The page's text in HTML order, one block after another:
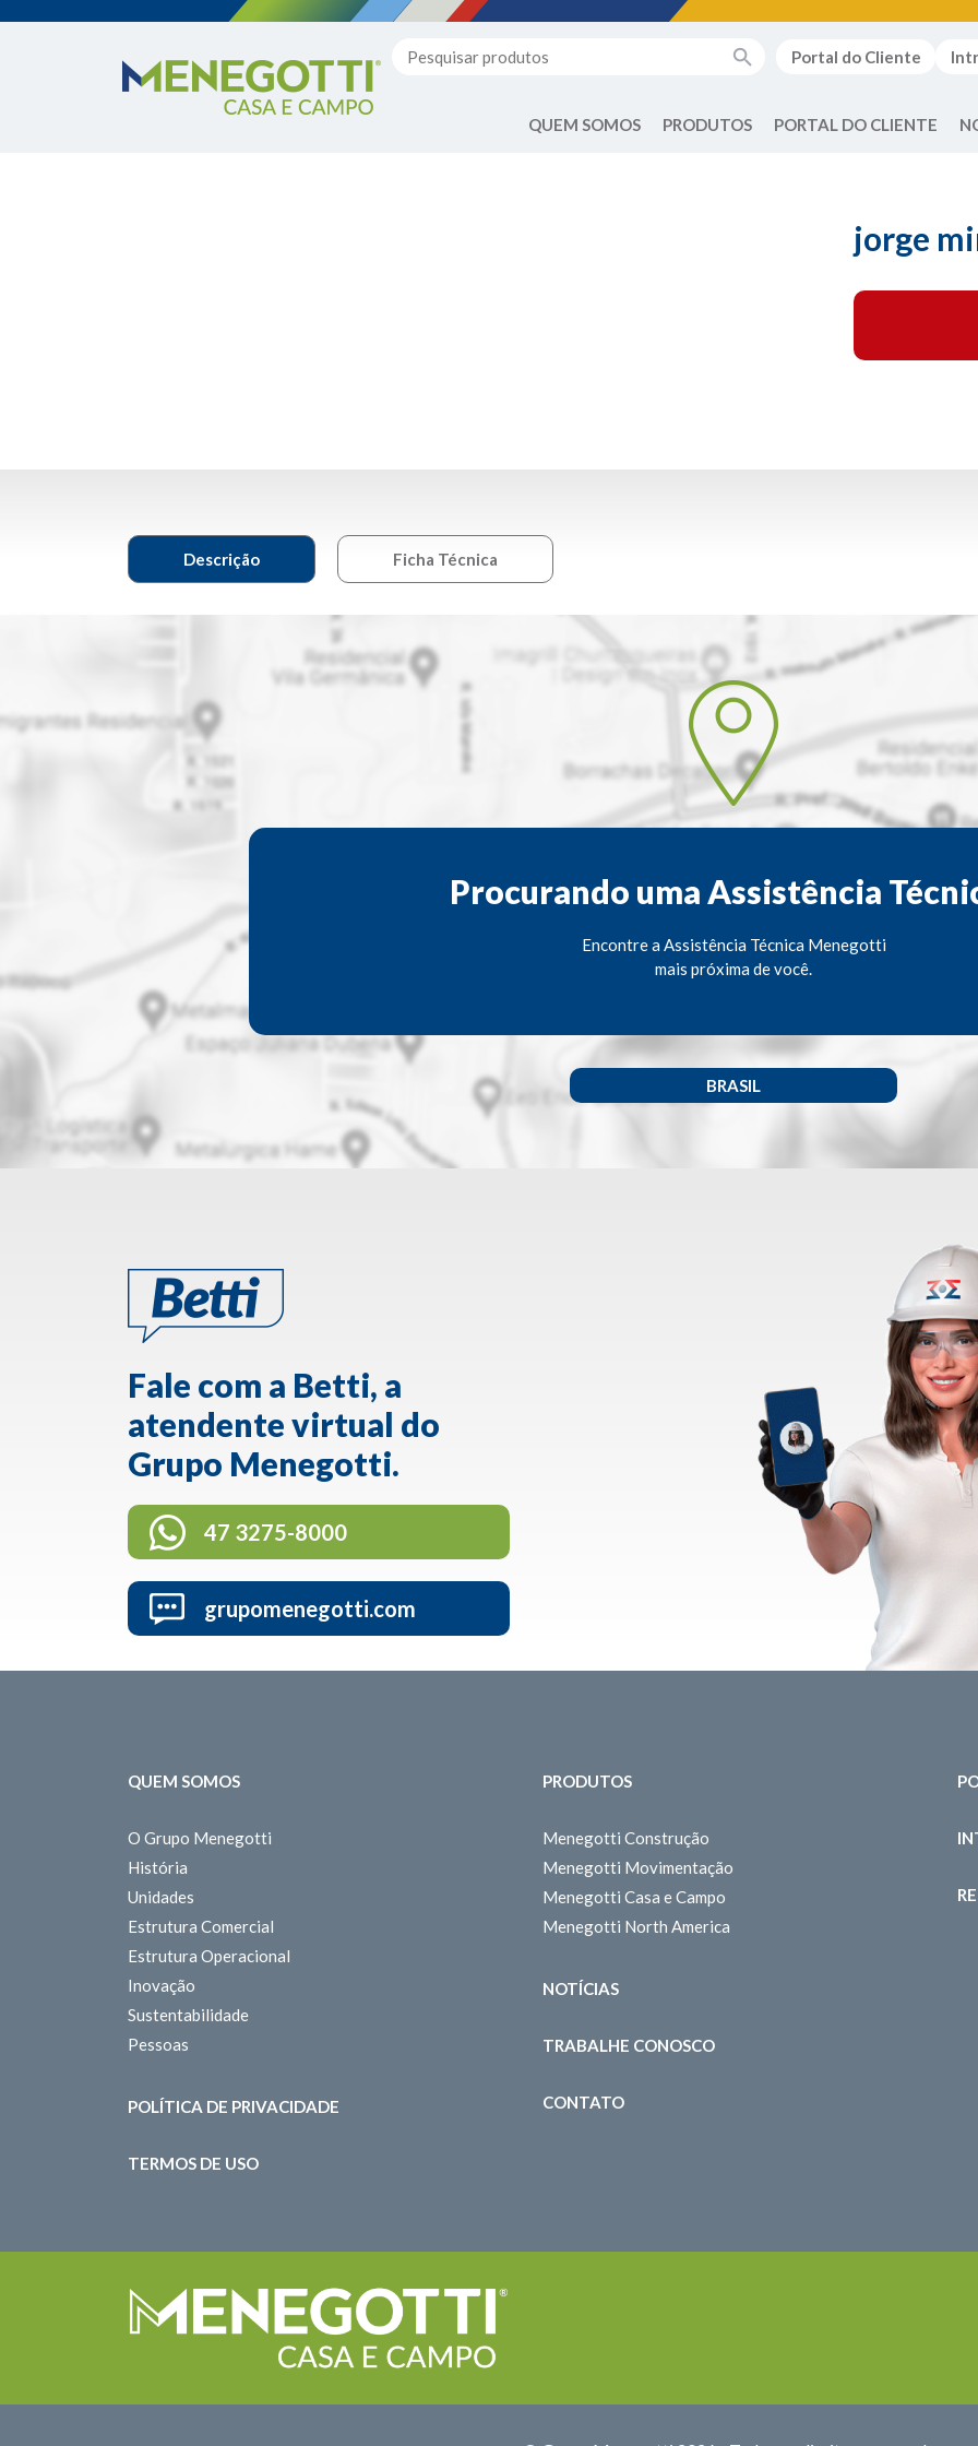
Portal do Cliente
QUEM SOMOS PRODUTOS PORTAL DO CLIENTE
jorge
Descrição Ficha Técnica
Procurando uma Assistência
Encontre a Assistência Técnica Menegotti
mais próxima de você.
BRASIL
Fale com a Betti, a
atendente virtual do
Grupo Menegotti.
47 3275-8000
grupomenegotti.com
QUEM SOMOS
O Grupo Menegotti
História
Unidades
Estrutura Comercial
Estrutura Operacional
Inovação
Sustentabilidade
Pessoas
POLÍTICA DE PRIVACIDADE
TERMOS DE USO
PRODUTOS
Menegotti Construção
Menegotti Movimentação
Menegotti Casa e Campo
Menegotti North America
NOTÍCIAS
TRABALHE CONOSCO
CONTATO